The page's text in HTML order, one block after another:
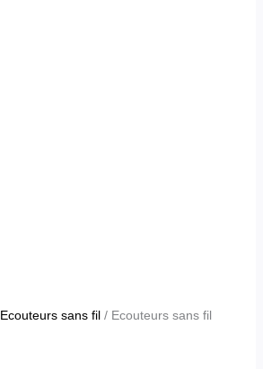
Ecouteurs sans fil/ Ecouteurs sans fil